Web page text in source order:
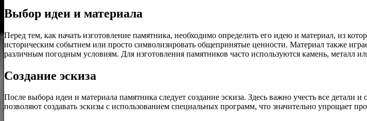
Выбор идеи и материала
Перед тем, как начать изготовление памятника, необходимо определить его идею и материал, из
историческим событием или просто символизировать общепринятые ценности. Материал также
различным погодным условиям. Для изготовления памятников часто используются камень, металл
Создание эскиза
После выбора идеи и материала памятника следует создание эскиза. Здесь важно учесть все
позволяют создавать эскизы с использованием специальных программ, что значительно упрощает